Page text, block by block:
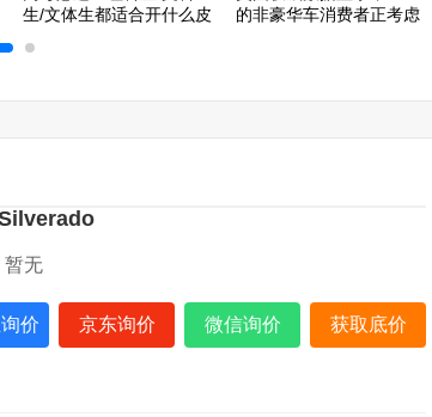
生/文体生都适合开什么皮
的非豪华车消费者正考虑
暂无
价 京东询价 微信询价 获取底价